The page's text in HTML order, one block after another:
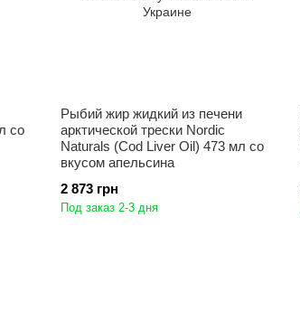
со
Рыбий жир жидкий из печени
арктической трески Nordic
Naturals (Cod Liver Oil) 473 мл со
вкусом апельсина
2 873 грн
Под заказ 2-3 дня